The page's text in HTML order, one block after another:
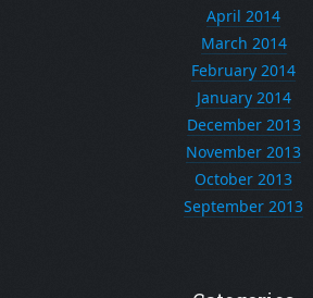
April 2014
March 2014
February 2014
January 2014
December 2013
November 2013
October 2013
September 2013